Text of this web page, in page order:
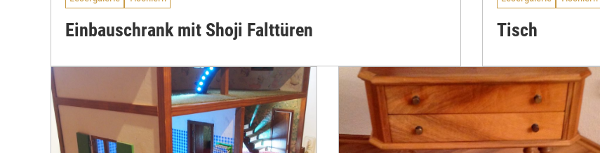
Einbauschrank mit Shoji Falttüren Tisch